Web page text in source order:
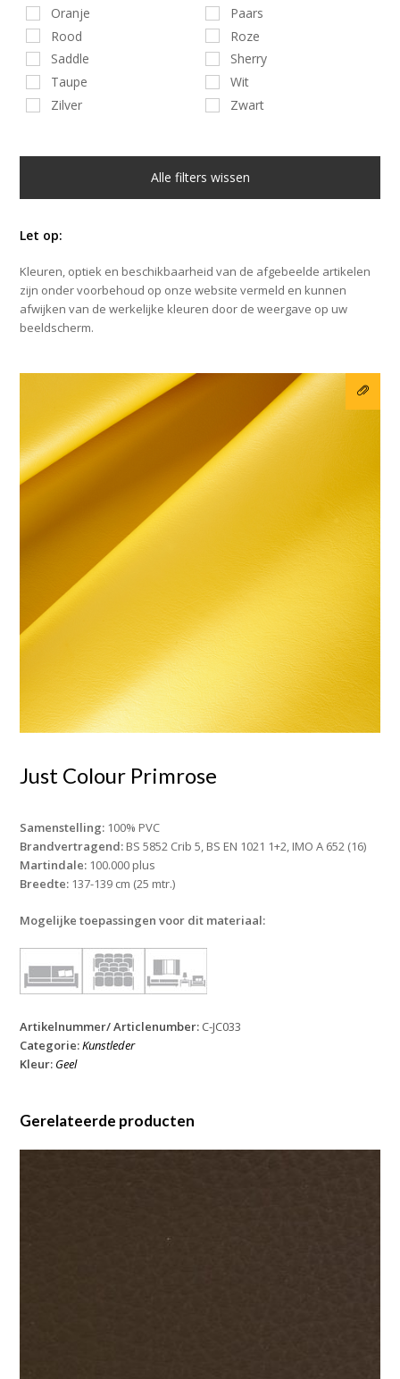
Oranje
Paars
Rood
Roze
Saddle
Sherry
Taupe
Wit
Zilver
Zwart
Alle filters wissen
Let op:
Kleuren, optiek en beschikbaarheid van de afgebeelde artikelen
zijn onder voorbehoud op onze website vermeld en kunnen
afwijken van de werkelijke kleuren door de weergave op uw
beeldscherm.
Just Colour Primrose
Samenstelling: 100% PVC
Brandvertragend: BS 5852 Crib 5, BS EN 1021 1+2, IMO A 652 (16)
Martindale: 100.000 plus
Breedte: 137-139 cm (25 mtr.)
Mogelijke toepassingen voor dit materiaal:
Artikelnummer/ Articlenumber: C-JC033
Categorie:Kunstleder
Kleur: Geel
Gerelateerde producten